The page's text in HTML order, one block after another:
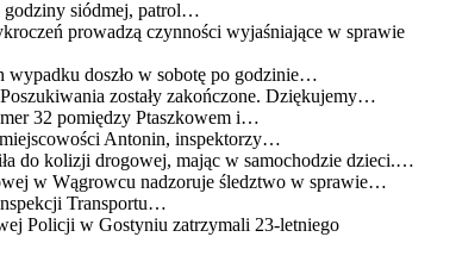
godziny siódmej, patrol…
prowadzą czynności wyjaśniające w sprawie
wypadku doszło w sobotę po godzinie…
zostały zakończone. Dziękujemy…
32 pomiędzy Ptaszkowem i…
Antonin, inspektorzy…
do kolizji drogowej, mając w samochodzie dzieci.…
w Wągrowcu nadzoruje śledztwo w sprawie…
Transportu…
Policji w Gostyniu zatrzymali 23-letniego